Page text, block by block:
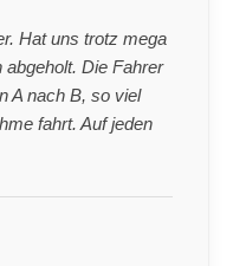
Hat uns trotz mega
abgeholt. Die Fahrer
A nach B, so viel
fahrt. Auf jeden